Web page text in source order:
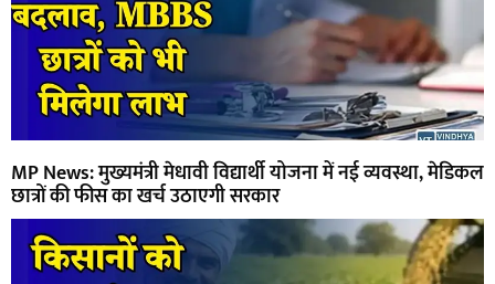
MP News: मुख्यमंत्री मेधावी विद्यार्थी योजना में नई व्यवस्था, मेडिकल
छात्रों की फीस का खर्च उठाएगी सरकार